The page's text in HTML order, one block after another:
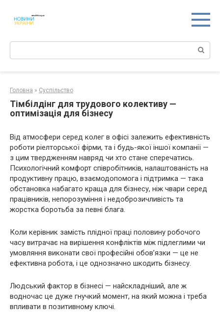
контенту
Поиск:
Головна » Суспільство
Тімбілдінг для трудового колективу —
оптимізація для бізнесу
Від атмосфери серед колег в офісі залежить ефективність
роботи ріелторської фірми, та і будь-якої іншої компанії —
з цим твердженням навряд чи хто стане сперечатись.
Психологічний комфорт співробітників, налаштованість на
продуктивну працю, взаємодопомога і підтримка — така
обстановка набагато краща для бізнесу, ніж чвари серед
працівників, непорозуміння і недоброзичливість та
жорстка боротьба за певні блага.
Коли керівник замість плідної праці половину робочого
часу витрачає на вирішення конфліктів між підлеглими чи
умовляння виконати свої професійні обов’язки — це не
ефективна робота, і це однозначно шкодить бізнесу.
Людський фактор в бізнесі — найскладніший, але ж
водночас це дуже гнучкий момент, на який можна і треба
впливати в позитивному ключі.